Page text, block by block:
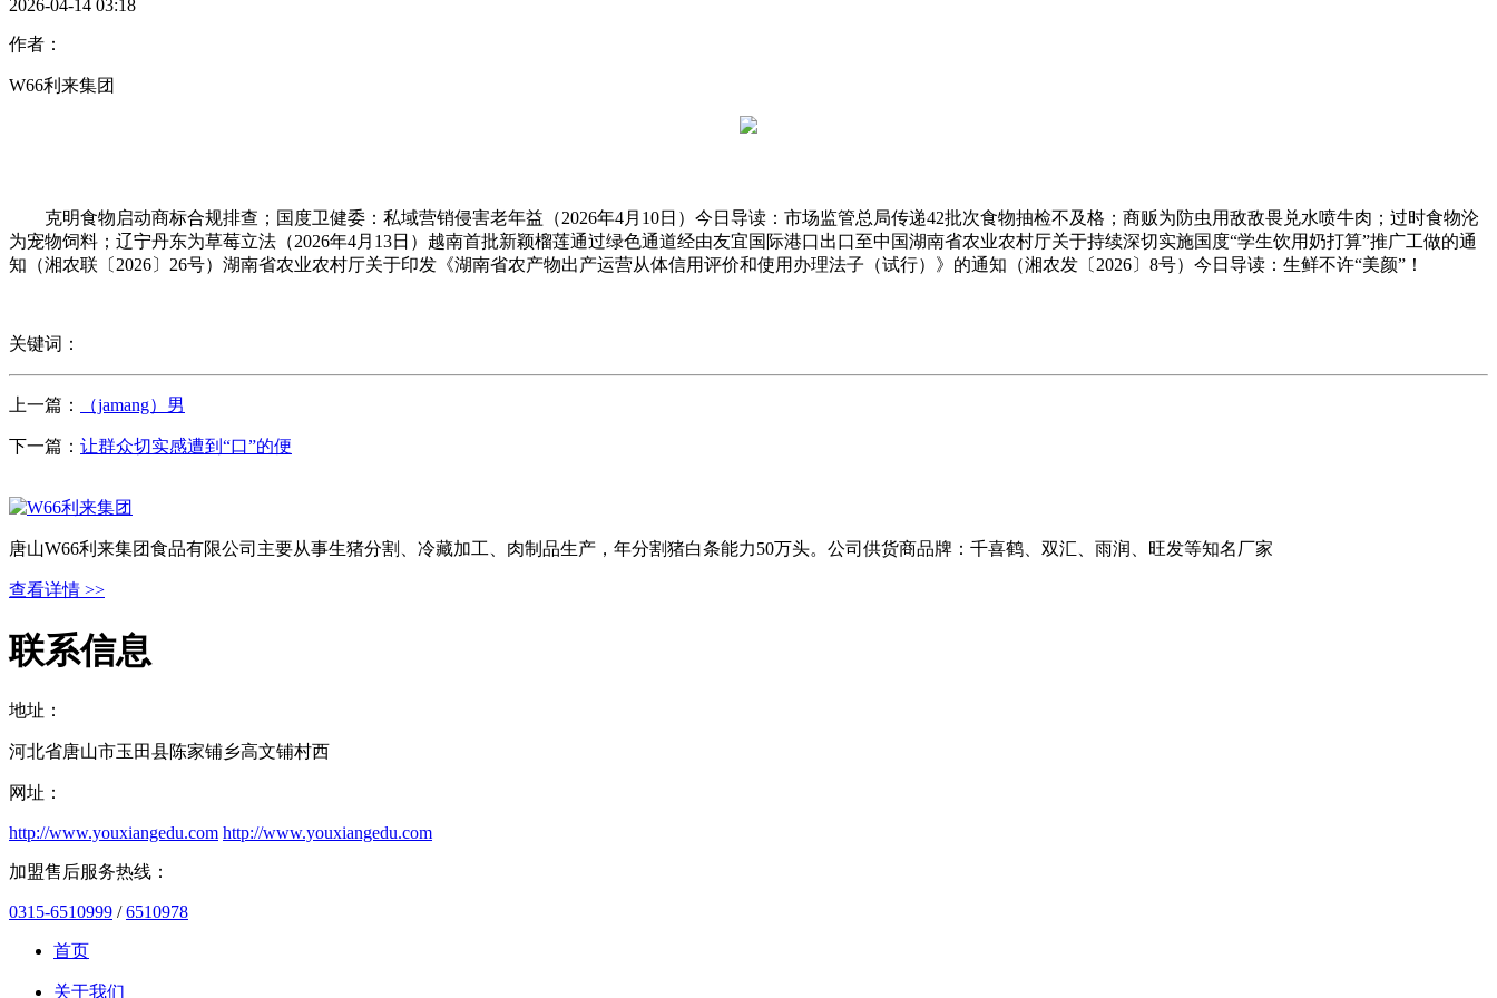
2026-04-14 03:18
作者：
W66利来集团
克明食物启动商标合规排查；国度卫健委：私域营销侵害老年益（2026年4月10日）今日导读：市场监管总局传递42批次食物抽检不及格；商贩为防虫用敌敌畏兑水喷牛肉；过时食物沦
为宠物饲料；辽宁丹东为草莓立法（2026年4月13日）越南首批新颖榴莲通过绿色通道经由友宜国际港口出口至中国湖南省农业农村厅关于持续深切实施国度“学生饮用奶打算”推广工做的通
知（湘农联〔2026〕26号）湖南省农业农村厅关于印发《湖南省农产物出产运营从体信用评价和使用办理法子（试行）》的通知（湘农发〔2026〕8号）今日导读：生鲜不许“美颜”！
关键词：
上一篇： （jamang）男
下一篇： 让群众切实感遭到“口”的便
唐山W66利来集团食品有限公司主要从事生猪分割、冷藏加工、肉制品生产，年分割猪白条能力50万头。公司供货商品牌：千喜鹤、双汇、雨润、旺发等知名厂家
查看详情 >>
联系信息
地址：
河北省唐山市玉田县陈家铺乡高文铺村西
网址：
http://www.youxiangedu.com http://www.youxiangedu.com
加盟售后服务热线：
0315-6510999 /6510978
首页
关于我们